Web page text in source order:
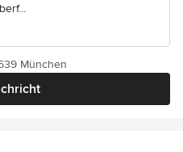
München